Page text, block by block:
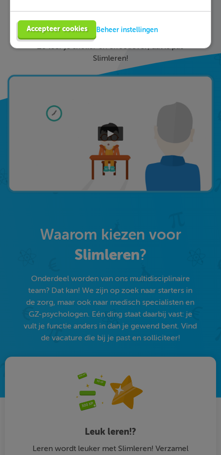
stof sneller te begrijpen. Daarnaast krijg je bij
ieder fout gegeven antwoord direct een heldere
uitleg hoe je de vraag het beste kunt oplossen.
Zo leer je sneller en effectiever; dat is pas
Slimleren!
Waarom kiezen voor
Slimleren?
Onderdeel worden van ons multidisciplinaire
team? Dat kan! We zijn op zoek naar starters in
de zorg, maar ook naar medisch specialisten en
GZ-psychologen. Eén ding staat daarbij vast: je
vult je functie anders in dan je gewend bent. Vind
de vacature die bij je past en solliciteer!
Leuk leren!?
Leren wordt leuker met Slimleren! Verzamel
Accepteer cookies Beheer instellingen